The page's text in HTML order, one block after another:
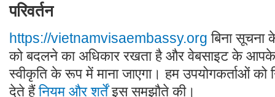
परिवर्तन
https://vietnamvisaembassy.org बिना सूचना
को बदलने का अधिकार रखता है और वेबसाइट के
स्वीकृति के रूप में माना जाएगा। हम उपयोगकर्ताओं
देते हैंनियम और शर्तेंइस समझौते की।